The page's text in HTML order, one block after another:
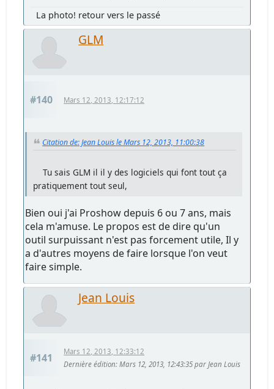
La photo! retour vers le passé
GLM
#140 Mars 12, 2013, 12:17:12
Citation de: Jean Louis le Mars 12, 2013, 11:00:38
Tu sais GLM il il y des logiciels qui font tout ça
pratiquement tout seul,
Bien oui j'ai Proshow depuis 6 ou 7 ans, mais
cela m'amuse. Le propos est de dire qu'un
outil surpuissant n'est pas forcement utile, Il y
a d'autres moyens de faire lorsque l'on veut
faire simple.
Jean Louis
#141
Mars 12, 2013, 12:33:12
Dernière édition: Mars 12, 2013, 12:43:35 par Jean Louis